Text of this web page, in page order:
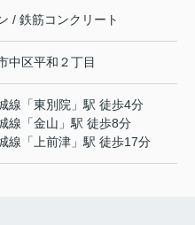
/ 鉄筋コンクリート
中区平和 ２丁目
線 「東別院 」駅 徒歩4分
線 「金山 」駅 徒歩8分
線 「上前津 」駅 徒歩17分